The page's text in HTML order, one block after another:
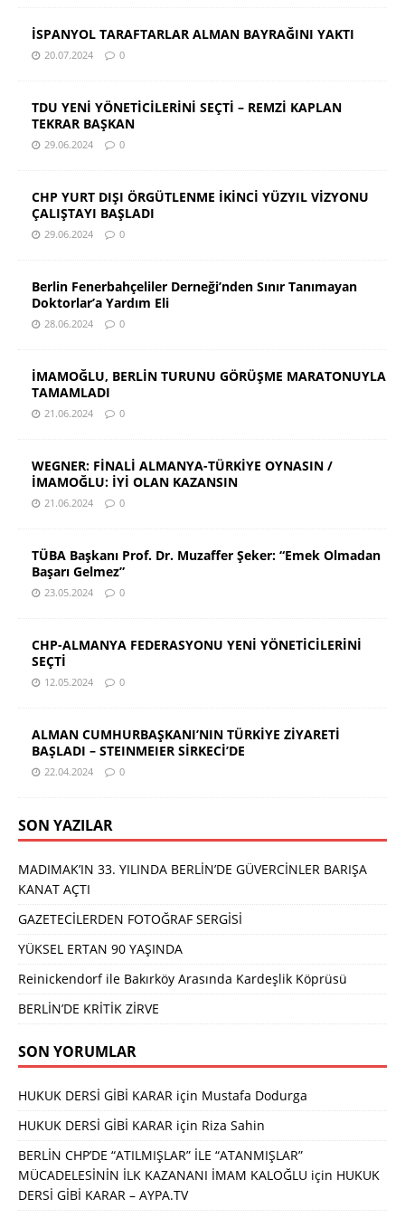
İSPANYOL TARAFTARLAR ALMAN BAYRAĞINI YAKTI
20.07.2024 0
TDU YENİ YÖNETİCİLERİNİ SEÇTİ – REMZİ KAPLAN
TEKRAR BAŞKAN
29.06.2024 0
CHP YURT DIŞI ÖRGÜTLENME İKİNCİ YÜZYIL VİZYONU
ÇALIŞTAYI BAŞLADI
29.06.2024 0
Berlin Fenerbahçeliler Derneği’nden Sınır Tanımayan
Doktorlar’a Yardım Eli
28.06.2024 0
İMAMOĞLU, BERLİN TURUNU GÖRÜŞME MARATONUYLA
TAMAMLADI
21.06.2024 0
WEGNER: FİNALİ ALMANYA-TÜRKİYE OYNASIN /
İMAMOĞLU: İYİ OLAN KAZANSIN
21.06.2024 0
TÜBA Başkanı Prof. Dr. Muzaffer Şeker: “Emek Olmadan
Başarı Gelmez”
23.05.2024 0
CHP-ALMANYA FEDERASYONU YENİ YÖNETİCİLERİNİ
SEÇTİ
12.05.2024 0
ALMAN CUMHURBAŞKANI’NIN TÜRKİYE ZİYARETİ
BAŞLADI – STEINMEIER SİRKECİ’DE
22.04.2024 0
SON YAZILAR
MADIMAK’IN 33. YILINDA BERLİN’DE GÜVERCİNLER BARIŞA
KANAT AÇTI
GAZETECİLERDEN FOTOĞRAF SERGİSİ
YÜKSEL ERTAN 90 YAŞINDA
Reinickendorf ile Bakırköy Arasında Kardeşlik Köprüsü
BERLİN’DE KRİTİK ZİRVE
SON YORUMLAR
HUKUK DERSİ GİBİ KARAR için Mustafa Dodurga
HUKUK DERSİ GİBİ KARAR için Riza Sahin
BERLİN CHP’DE “ATILMIŞLAR” İLE “ATANMIŞLAR”
MÜCADELESİNİN İLK KAZANANI İMAM KALOĞLU için HUKUK
DERSİ GİBİ KARAR – AYPA.TV